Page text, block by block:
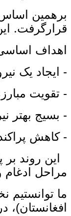
برهمین
قرارگرفت.
اهداف
- ایجاد یک
- تقویت
- بسیج بهتر
- کاهش
این روند
مراحل
ما